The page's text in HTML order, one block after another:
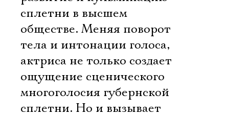
сплетни в высшем
обществе. Меняя поворот
тела и интонации голоса,
актриса не только создает
ощущение сценического
многоголосия губернской
сплетни. Но и вызывает